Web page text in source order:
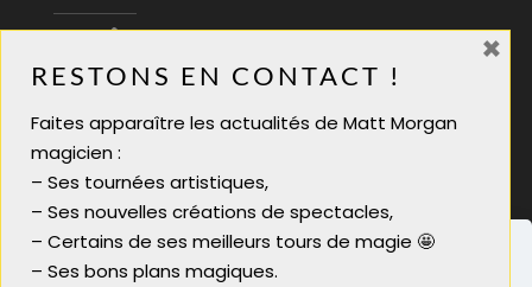
Magicien soirée tarif
Magicien pour soirée
Magicien close up lyon
Magicien close-up
RESTONS EN CONTACT !
Faites apparaître les actualités de Matt Morgan
magicien :
– Ses tournées artistiques,
– Ses nouvelles créations de spectacles,
– Certains de ses meilleurs tours de magie 🤩
– Ses bons plans magiques.
×